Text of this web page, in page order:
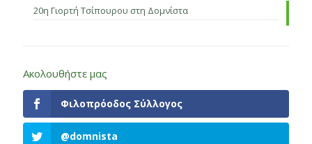
20η Γιορτή Τσίπουρου στη Δομνίστα
Ακολουθήστε μας
Φιλοπρόοδος Σύλλογος
@domnista